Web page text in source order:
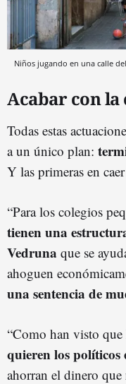
Niños jugando en una calle
Acabar con
Todas estas
a un único plan:
Y las primeras en
“Para los colegios
tienen una
Vedruna que se
ahoguen
una sentencia de
“Como han visto
quieren los políticos
ahorran el dinero